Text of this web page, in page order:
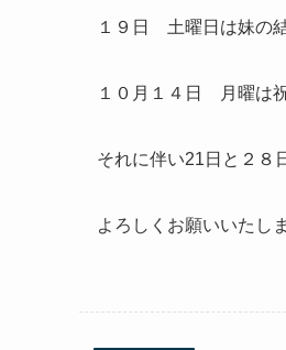
１９日 土曜日は妹の
１０月１４日 月曜は
それに伴い21日と２８
よろしくお願いいたし